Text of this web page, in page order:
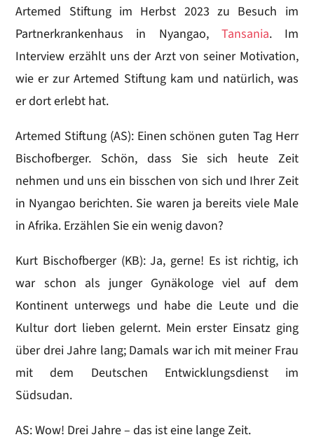
Artemed Stiftung im Herbst 2023 zu Besuch im
Partnerkrankenhaus in Nyangao, Tansania. Im
Interview erzählt uns der Arzt von seiner Motivation,
wie er zur Artemed Stiftung kam und natürlich, was
er dort erlebt hat.
Artemed Stiftung (AS): Einen schönen guten Tag Herr
Bischofberger. Schön, dass Sie sich heute Zeit
nehmen und uns ein bisschen von sich und Ihrer Zeit
in Nyangao berichten. Sie waren ja bereits viele Male
in Afrika. Erzählen Sie ein wenig davon?
Kurt Bischofberger (KB): Ja, gerne! Es ist richtig, ich
war schon als junger Gynäkologe viel auf dem
Kontinent unterwegs und habe die Leute und die
Kultur dort lieben gelernt. Mein erster Einsatz ging
über drei Jahre lang; Damals war ich mit meiner Frau
mit dem Deutschen Entwicklungsdienst im
Südsudan.
AS: Wow! Drei Jahre – das ist eine lange Zeit.